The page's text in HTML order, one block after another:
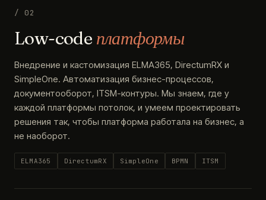
/ 02
Low-code платформы
Внедрение и кастомизация ELMA365, DirectumRX и
SimpleOne. Автоматизация бизнес-процессов,
документооборот, ITSM-контуры. Мы знаем, где у
каждой платформы потолок, и умеем проектировать
решения так, чтобы платформа работала на бизнес, а
не наоборот.
ELMA365 DirectumRX SimpleOne BPMN ITSM